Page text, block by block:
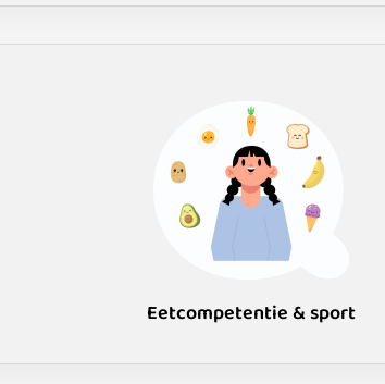
Eetcompetentie & sport